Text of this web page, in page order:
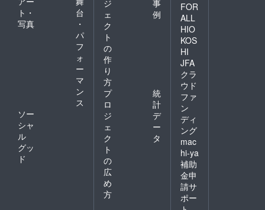
ト・
写真
台
・
パ
フ
ォ
ー
マ
ン
ス
ソー
シャ
ル
グッ
ド
ジ
ェ
ク
ト
の
作
り
方
事
例
プ
ロ
ジ
ェ
ク
ト
の
広
め
方
統
計
デ
ー
タ
FOR
ALL
HIO
KOS
HI
JFA
クラ
ウド
ファ
ン
ディ
ング
mac
hi-ya
補助
金申
請サ
ポー